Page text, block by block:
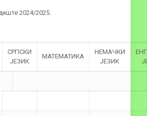
2024/2025.
СРПСКИ
ЈЕЗИК
МАТЕМАТИКА
НЕМАЧКИ
ЈЕЗИК